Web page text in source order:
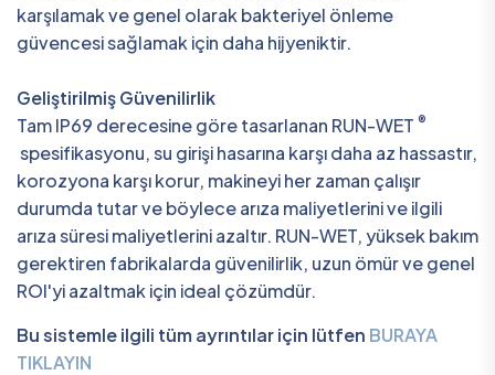
karşılamak ve genel olarak bakteriyel önleme
güvencesi sağlamak için daha hijyeniktir.
Geliştirilmiş Güvenilirlik
Tam IP69 derecesine göre tasarlanan RUN-WET ®
spesifikasyonu, su girişi hasarına karşı daha az hassastır,
korozyona karşı korur, makineyi her zaman çalışır
durumda tutar ve böylece arıza maliyetlerini ve ilgili
arıza süresi maliyetlerini azaltır. RUN-WET, yüksek bakım
gerektiren fabrikalarda güvenilirlik, uzun ömür ve genel
ROI'yi azaltmak için ideal çözümdür.
Bu sistemle ilgili tüm ayrıntılar için lütfen BURAYA
TIKLAYIN